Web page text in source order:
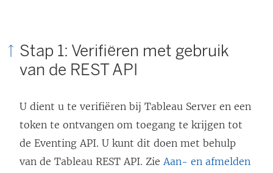
Stap 1: Verifiëren met gebruik
van de REST API
U dient u te verifiëren bij Tableau Server en een
token te ontvangen om toegang te krijgen tot
de Eventing API. U kunt dit doen met behulp
van de Tableau REST API. ZieAan- en afmelden